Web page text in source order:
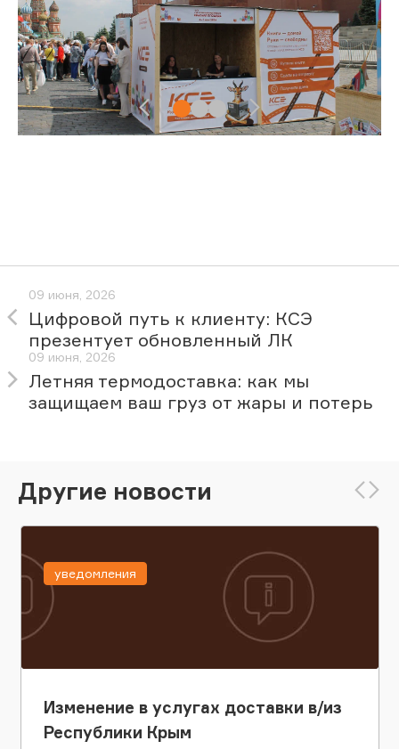
09 июня, 2026
Цифровой путь к клиенту: КСЭ
презентует обновленный ЛК
09 июня, 2026
Летняя термодоставка: как мы
защищаем ваш груз от жары и потерь
Другие новости
Изменение в услугах доставки в/из
Республики Крым
уведомления